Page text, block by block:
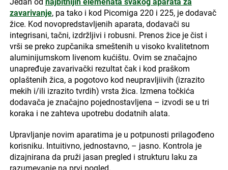
zavarivanje, pa tako i kod Picomiga 220 i 225, je dodavač
žice. Kod novopredstavljenih aparata, dodavači su
integrisani, tačni, izdržljivi i robusni. Prenos žice je čist i
vrši se preko zupčanika smeštenih u visoko kvalitetnom
aluminijumskom livenom kućištu. Ovim se značajno
unapređuje zavarivački rezultat čak i kod praškom
oplaštenih žica, a pogotovo kod neupravljiivih (izrazito
mekih i/ili izrazito tvrdih) vrsta žica. Izmena točkića
dodavača je značajno pojednostavljena – izvodi se u tri
koraka i ne zahteva upotrebu dodatnih alata.
Upravljanje novim aparatima je u potpunosti prilagođeno
korisniku. Intuitivno, jednostavno, – jasno. Kontrola je
dizajnirana da pruži jasan pregled i strukturu laku za
razumevanje na prvi pogled.